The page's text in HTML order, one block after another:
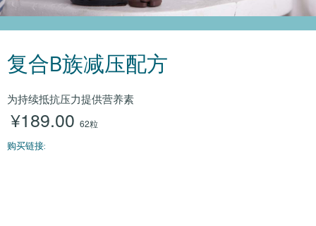
复合B族减压配方
为持续抵抗压力提供营养素
¥189.00 62粒
购买链接: